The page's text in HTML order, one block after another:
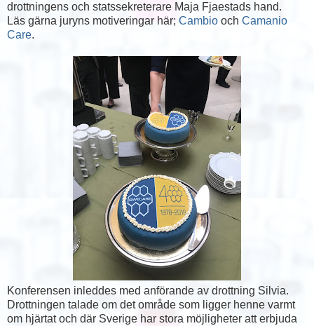
drottningens och statssekreterare Maja Fjaestads hand.
Läs gärna juryns motiveringar här; Cambio och Camanio
Care.
Konferensen inleddes med anförande av drottning Silvia.
Drottningen talade om det område som ligger henne varmt
om hjärtat och där Sverige har stora möjligheter att erbjuda